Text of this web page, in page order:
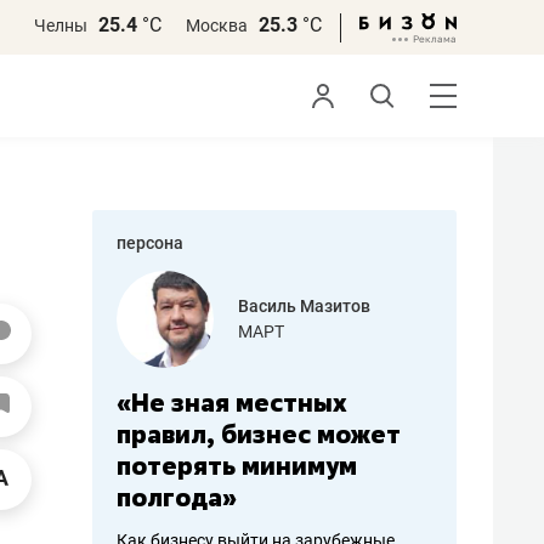
Челны 25.4 °С Москва 25.3 °С
персона
работа
Василь Мазитов
МАРТ
«Не зная местных
правил, бизнес может
потерять минимум
полгода»